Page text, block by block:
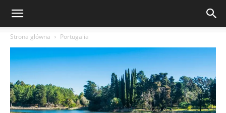
Strona główna Portugalia